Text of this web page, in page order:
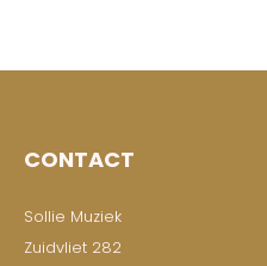
CONTACT
Sollie Muziek
Zuidvliet 282